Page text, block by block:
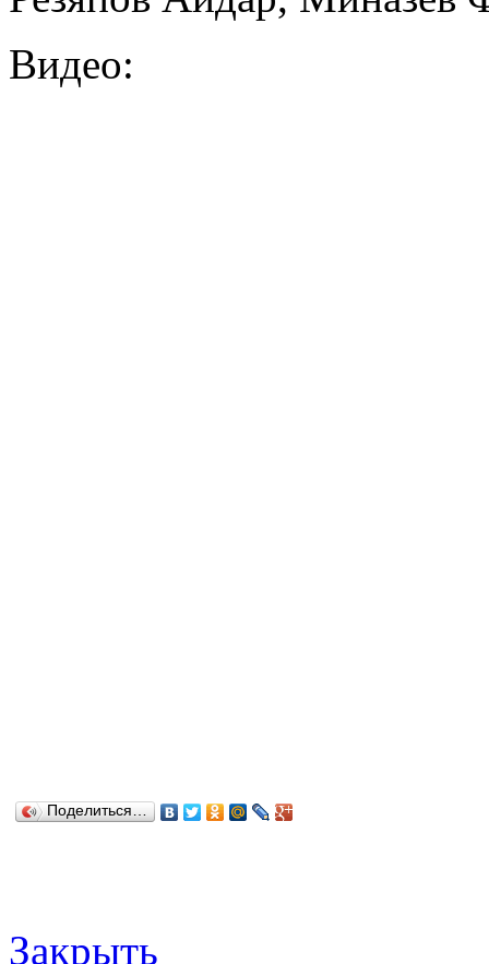
Видео:
Поделиться…
Закрыть